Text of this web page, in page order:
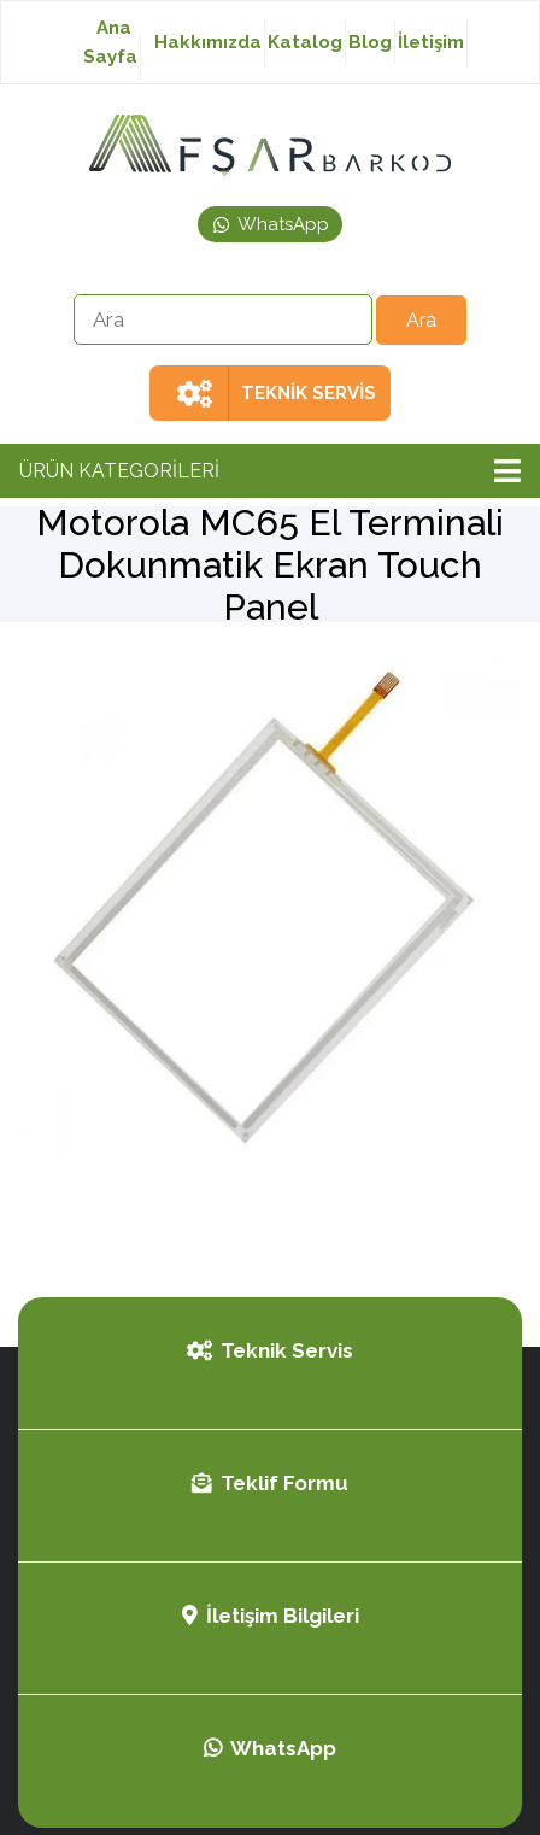
Baskısız Etiket
Japon Akmaz Yıkama
Ribon
Barkod Yazıcı
Ana
Sayfa
Hakkımızda Katalog Blog İletişim
WhatsApp
TEKNİK SERVİS
ÜRÜN KATEGORİLERİ
Motorola MC65 El Terminali
Dokunmatik Ekran Touch
Panel
Teknik Servis
Teklif Formu
İletişim Bilgileri
WhatsApp